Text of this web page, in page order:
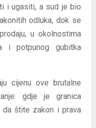
i ugasiti, a sud je bio
odluka, dok se
u okolnostima
i potpunog gubitka
cijenu ove brutalne
gdje je granica
štite zakon i prava